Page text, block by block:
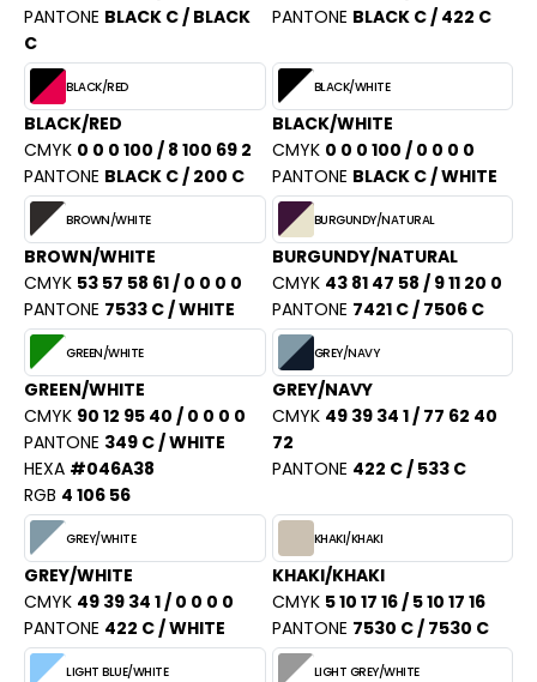
SHIRT
SHIRT
PROFESSIONNELLE
- BLOUSON
COOL
HOODS
T'S
SERIE
PANTONE BLACK C / BLACK
C
PANTONE BLACK C / 422 C
BLACK/RED
BLACK/RED
CMYK 0 0 0 100 / 8 100 69 2
PANTONE BLACK C / 200 C
BLACK/WHITE
BLACK/WHITE
CMYK 0 0 0 100 / 0 0 0 0
PANTONE BLACK C / WHITE
BROWN/WHITE
BROWN/WHITE
CMYK 53 57 58 61 / 0 0 0 0
PANTONE 7533 C / WHITE
BURGUNDY/NATURAL
BURGUNDY/NATURAL
CMYK 43 81 47 58 / 9 11 20 0
PANTONE 7421 C / 7506 C
GREEN/WHITE
GREEN/WHITE
CMYK 90 12 95 40 / 0 0 0 0
PANTONE 349 C / WHITE
HEXA #046A38
RGB 4 106 56
GREY/NAVY
GREY/NAVY
CMYK 49 39 34 1 / 77 62 40
72
PANTONE 422 C / 533 C
GREY/WHITE
GREY/WHITE
CMYK 49 39 34 1 / 0 0 0 0
PANTONE 422 C / WHITE
KHAKI/KHAKI
KHAKI/KHAKI
CMYK 5 10 17 16 / 5 10 17 16
PANTONE 7530 C / 7530 C
LIGHT BLUE/WHITE LIGHT GREY/WHITE